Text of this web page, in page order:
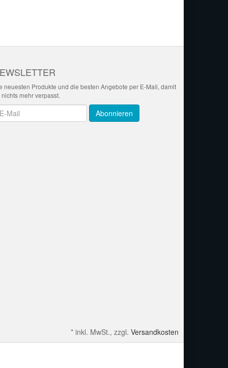
neuesten Produkte und die besten Angebote per E-Mail, damit
nichts mehr verpasst.
Abonnieren
* inkl. MwSt., zzgl. Versandkosten